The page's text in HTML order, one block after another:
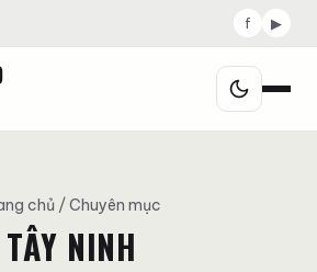
f ▶
chủ / Chuyên mục
TÂY NINH